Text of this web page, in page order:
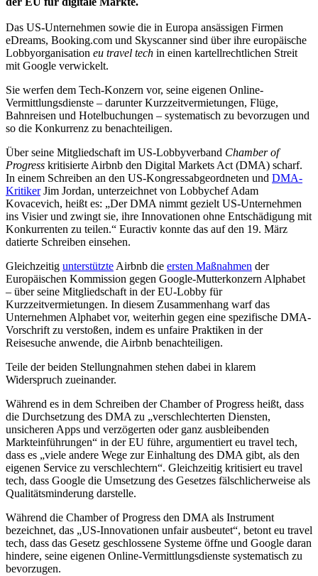
Das US-Unternehmen sowie die in Europa ansässigen Firmen
eDreams, Booking.com und Skyscanner sind über ihre europäische
Lobbyorganisation eu travel tech in einen kartellrechtlichen Streit
mit Google verwickelt.
Sie werfen dem Tech-Konzern vor, seine eigenen Online-
Vermittlungsdienste – darunter Kurzzeitvermietungen, Flüge,
Bahnreisen und Hotelbuchungen – systematisch zu bevorzugen und
so die Konkurrenz zu benachteiligen.
Über seine Mitgliedschaft im US-Lobbyverband Chamber of
Progress kritisierte Airbnb den Digital Markets Act (DMA) scharf.
In einem Schreiben an den US-Kongressabgeordneten und DMA-
KritikerJim Jordan, unterzeichnet von Lobbychef Adam
Kovacevich, heißt es: „Der DMA nimmt gezielt US-Unternehmen
ins Visier und zwingt sie, ihre Innovationen ohne Entschädigung mit
Konkurrenten zu teilen.“ Euractiv konnte das auf den 19. März
datierte Schreiben einsehen.
Gleichzeitig unterstützte Airbnb die ersten Maßnahmen der
Europäischen Kommission gegen Google-Mutterkonzern Alphabet
– über seine Mitgliedschaft in der EU-Lobby für
Kurzzeitvermietungen. In diesem Zusammenhang warf das
Unternehmen Alphabet vor, weiterhin gegen eine spezifische DMA-
Vorschrift zu verstoßen, indem es unfaire Praktiken in der
Reisesuche anwende, die Airbnb benachteiligen.
Teile der beiden Stellungnahmen stehen dabei in klarem
Widerspruch zueinander.
Während es in dem Schreiben der Chamber of Progress heißt, dass
die Durchsetzung des DMA zu „verschlechterten Diensten,
unsicheren Apps und verzögerten oder ganz ausbleibenden
Markteinführungen“ in der EU führe, argumentiert eu travel tech,
dass es „viele andere Wege zur Einhaltung des DMA gibt, als den
eigenen Service zu verschlechtern“. Gleichzeitig kritisiert eu travel
tech, dass Google die Umsetzung des Gesetzes fälschlicherweise als
Qualitätsminderung darstelle.
Während die Chamber of Progress den DMA als Instrument
bezeichnet, das „US-Innovationen unfair ausbeutet“, betont eu travel
tech, dass das Gesetz geschlossene Systeme öffne und Google daran
hindere, seine eigenen Online-Vermittlungsdienste systematisch zu
bevorzugen.